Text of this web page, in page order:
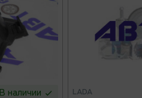
В наличии LADA